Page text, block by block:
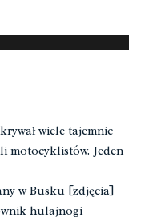
wiele tajemnic
motocyklistów. Jeden
w Busku [zdjęcia]
hulajnogi